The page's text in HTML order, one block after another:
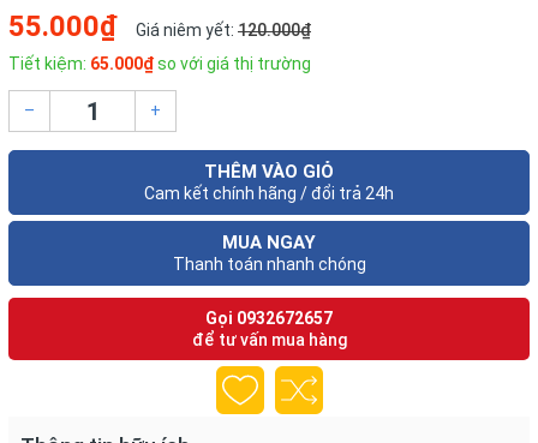
55.000₫ Giá niêm yết: 120.000₫
Tiết kiệm: 65.000₫so với giá thị trường
– +
THÊM VÀO GIỎ
Cam kết chính hãng / đổi trả 24h
MUA NGAY
Thanh toán nhanh chóng
Gọi 0932672657
để tư vấn mua hàng